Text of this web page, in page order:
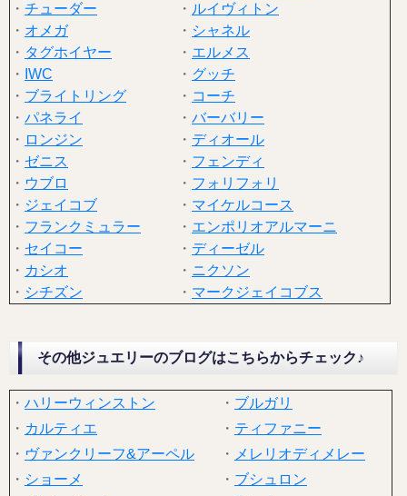
・ チューダー ・ ルイヴィトン
・ オメガ ・ シャネル
・ タグホイヤー ・ エルメス
・ IWC ・ グッチ
・ ブライトリング ・ コーチ
・ パネライ ・ バーバリー
・ ロンジン ・ ディオール
・ ゼニス ・ フェンディ
・ ウブロ ・ フォリフォリ
・ ジェイコブ ・ マイケルコース
・ フランクミュラー ・ エンポリオアルマーニ
・ セイコー ・ ディーゼル
・ カシオ ・ ニクソン
・ シチズン ・ マークジェイコブス
その他ジュエリーのブログはこちらからチェック♪
・ ハリーウィンストン ・ ブルガリ
・ カルティエ ・ ティファニー
・ ヴァンクリーフ&アーペル ・ メレリオディメレー
・ ショーメ ・ ブシュロン